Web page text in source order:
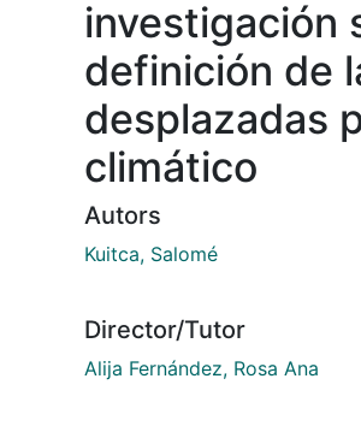
investigación
definición de
desplazadas
climático
Autors
Kuitca, Salomé
Director/Tutor
Alija Fernández, Rosa Ana